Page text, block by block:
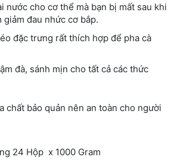
nước cho cơ thể mà bạn bị mất sau khi
giảm đau nhức cơ bắp.
đặc trưng rất thích hợp để pha cà
đà, sánh mịn cho tất cả các thức
chất bảo quản nên an toàn cho người
Hộp x 1000 Gram